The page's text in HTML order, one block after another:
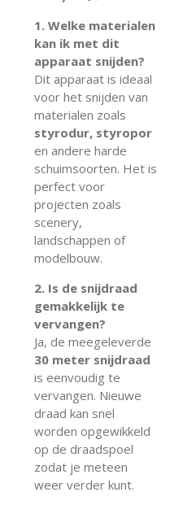
1. Welke materialen
kan ik met dit
apparaat snijden?
Dit apparaat is ideaal
voor het snijden van
materialen zoals
styrodur, styropor
en andere harde
schuimsoorten. Het is
perfect voor
projecten zoals
scenery,
landschappen of
modelbouw.
2. Is de snijdraad
gemakkelijk te
vervangen?
Ja, de meegeleverde
30 meter snijdraad
is eenvoudig te
vervangen. Nieuwe
draad kan snel
worden opgewikkeld
op de draadspoel
zodat je meteen
weer verder kunt.